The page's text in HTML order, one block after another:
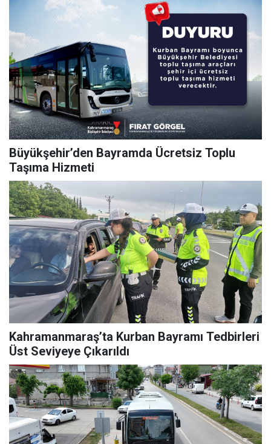
Büyükşehir’den Bayramda Ücretsiz Toplu
Taşıma Hizmeti
Kahramanmaraş’ta Kurban Bayramı Tedbirleri
Üst Seviyeye Çıkarıldı